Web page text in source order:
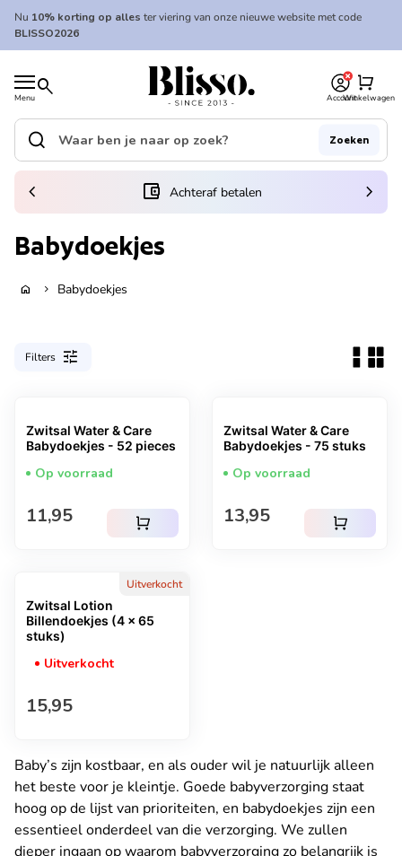
Overslaan naar inhoud
Nu 10% korting op alles ter viering van onze nieuwe website met code
BLISSO2026
Menu search
Home
AccountWinkelwagen
shopping_cart
Home
Zoek op"
search Zoeken
(link opent in nieuw tabblad/venster)
account_balance_wallet Achteraf betalen
chevron_left chevron_right
Babydoekjes
home chevron_right Babydoekjes
Filters tune
Zwitsal Water & Care
Babydoekjes - 52 pieces
Op voorraad
Normale prijs
11,95 shopping_cart
Zwitsal Water & Care
Babydoekjes - 75 stuks
Op voorraad
Normale prijs
13,95 shopping_cart
Uitverkocht
Zwitsal Lotion
Billendoekjes (4 x 65
stuks)
Uitverkocht
Normale prijs
15,95
Baby’s zijn kostbaar, en als ouder wil je natuurlijk alleen
het beste voor je kleintje. Goede babyverzorging staat
hoog op de lijst van prioriteiten, en babydoekjes zijn een
essentieel onderdeel van die verzorging. We zullen
dieper ingaan op waarom babyverzorgingzo belangrijk is